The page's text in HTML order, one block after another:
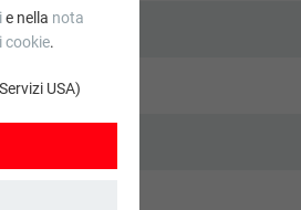
e nella nota
cookie.
USA)